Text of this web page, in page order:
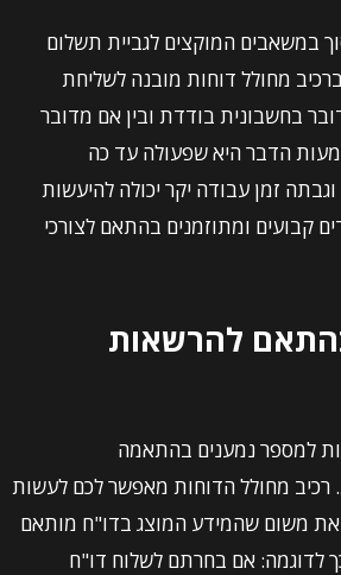
במשאבים המוקצים לגביית תשלום
ברכיב מחולל דוחות מובנה לשליחת
בחשבונית בודדת ובין אם מדובר
הדבר היא שפעולה עד כה
זמן עבודה יקר יכולה להיעשות
קבועים ומתוזמנים בהתאם לצורכי
להרשאות
למספר נמענים בהתאמה
מחולל הדוחות מאפשר לכם לעשות
משום שהמידע המוצג בדו"ח מותאם
אם בחרתם לשלוח דו"ח